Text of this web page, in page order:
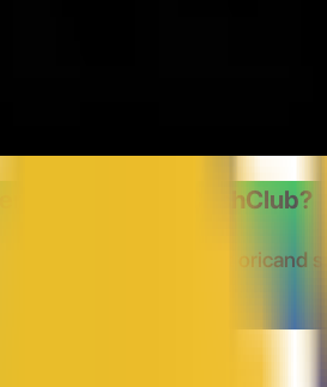
oferite de CashClub?
beneciaza de cashback oricand si